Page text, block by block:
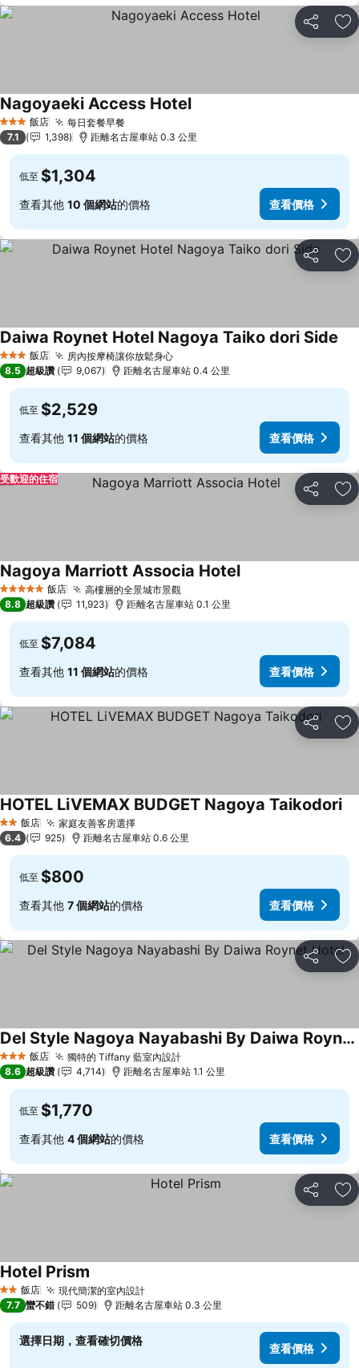
分享 加
3 星級 飯店 每日套餐早餐查看價格
Nagoyaeki Access Hotel查看價格
7.1 1,398 距離名古屋車站 0.3 公里
低至 $1,304
查看其他 10 個網站的價格 查看價格
分享 加
3 星級 飯店 房內按摩椅讓你放鬆身心查看價格
Daiwa Roynet Hotel Nagoya Taiko dori Side
8.5 超級讚 9,067 距離名古屋車站 0.4 公里
低至 $2,529
查看其他 11 個網站的價格 查看價格
分享 加
受歡迎的住宿
5 星級 飯店 高樓層的全景城市景觀查看價格
Nagoya Marriott Associa Hotel查看價格
8.8 超級讚 11,923 距離名古屋車站 0.1 公里
低至 $7,084
查看其他 11 個網站的價格 查看價格
分享 加
2 星級飯店 家庭友善客房選擇查看價格
HOTEL LiVEMAX BUDGET Nagoya Taikodori查
6.4 925 距離名古屋車站 0.6 公里
低至 $800
查看其他 7 個網站的價格 查看價格
分享 加
3 星級 飯店 獨特的 Tiffany 藍室內設計查看價格
Del Style Nagoya Nayabashi By Daiwa Roynet Hotel
查看價格
8.6 超級讚 4,714 距離名古屋車站 1.1 公里
低至 $1,770
查看其他 4 個網站的價格 查看價格
分享 加
2 星級飯店 現代簡潔的室內設計查看價格
Hotel Prism
7.7 蠻不錯 509 距離名古屋車站 0.3 公里
選擇日期，查看確切價格
查看價格